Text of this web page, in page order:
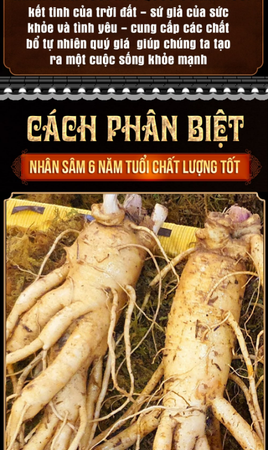
Tác dụng bảo vệ sức khỏe chính của sâm 6 năm tuổi
Theo báodantri.com.vnthì từ các niên đại trước kia, khi mà cấp